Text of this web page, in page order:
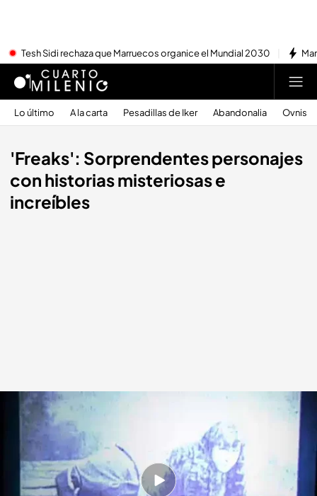
Tesh Sidi rechaza que Marruecos organice el Mundial 2030
Lo último A la carta Pesadillas de Iker Abandonalia Ovnis
'Freaks': Sorprendentes personajes
con historias misteriosas e
increíbles
cuatro.com
23 FEB 2015 - 02:10h.
Compartir